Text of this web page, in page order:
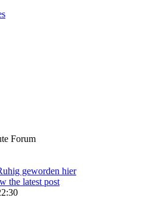
Forum
geworden hier
the latest post